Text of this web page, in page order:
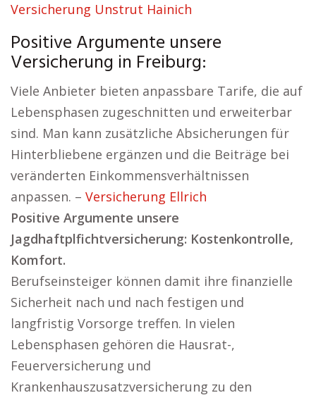
Versicherung Unstrut Hainich
Positive Argumente unsere
Versicherung in Freiburg:
Viele Anbieter bieten anpassbare Tarife, die auf
Lebensphasen zugeschnitten und erweiterbar
sind. Man kann zusätzliche Absicherungen für
Hinterbliebene ergänzen und die Beiträge bei
veränderten Einkommensverhältnissen
anpassen. – Versicherung Ellrich
Positive Argumente unsere
Jagdhaftplfichtversicherung: Kostenkontrolle,
Komfort.
Berufseinsteiger können damit ihre finanzielle
Sicherheit nach und nach festigen und
langfristig Vorsorge treffen. In vielen
Lebensphasen gehören die Hausrat-,
Feuerversicherung und
Krankenhauszusatzversicherung zu den